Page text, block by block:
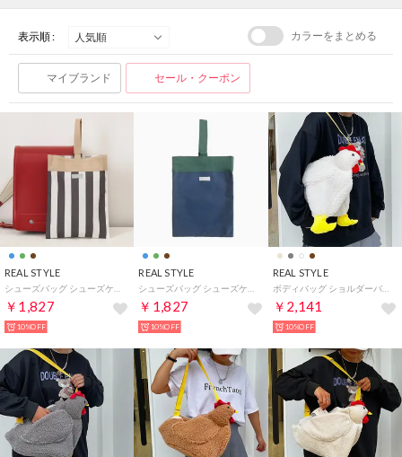
表示順 : カラーをまとめる
マイブランド セール・クーポン
REAL STYLE
￥1,827
10%OFF
REAL STYLE
￥1,827
10%OFF
REAL STYLE
ボディバッグ ショルダーバッグ キッズ 子供 軽い 斜めがけ ポーチ 小物入れ おしゃれ 動物 アニマル ニワトリ ぬいぐるみ かわいい （アイボリー）
￥2,141
10%OFF